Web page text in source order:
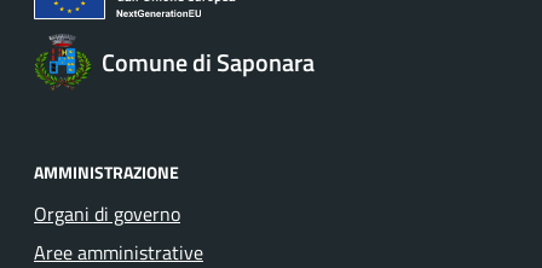
Comune di Saponara
AMMINISTRAZIONE
Organi di governo
Aree amministrative